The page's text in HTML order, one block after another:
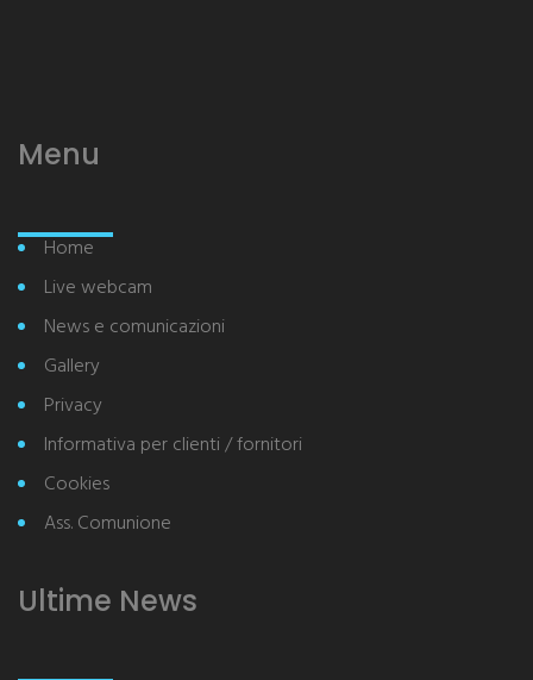
Menu
Home
Live webcam
News e comunicazioni
Gallery
Privacy
Informativa per clienti / fornitori
Cookies
Ass. Comunione
Ultime News